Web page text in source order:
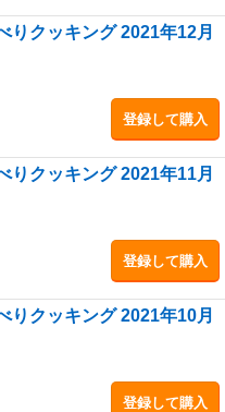
りクッキング 2021年12月
登録して購入
りクッキング 2021年11月
登録して購入
りクッキング 2021年10月
登録して購入